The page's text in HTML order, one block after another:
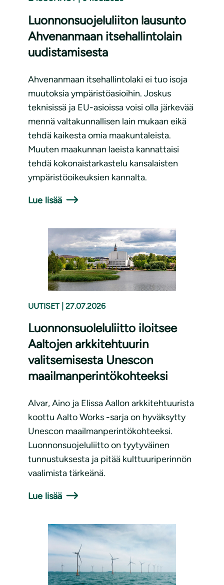
Luonnonsuojeluliiton lausunto
Ahvenanmaan itsehallintolain
uudistamisesta
Ahvenanmaan itsehallintolaki ei tuo isoja
muutoksia ympäristöasioihin. Joskus
teknisissä ja EU-asioissa voisi olla järkevää
mennä valtakunnallisen lain mukaan eikä
tehdä kaikesta omia maakuntaleista.
Muuten maakunnan laeista kannattaisi
tehdä kokonaistarkastelu kansalaisten
ympäristöoikeuksien kannalta.
Lue lisää
UUTISET 27.07.2026
Luonnonsuoleluliitto iloitsee
Aaltojen arkkitehtuurin
valitsemisesta Unescon
maailmanperintökohteeksi
Alvar, Aino ja Elissa Aallon arkkitehtuurista
koottu Aalto Works -sarja on hyväksytty
Unescon maailmanperintökohteeksi.
Luonnonsuojeluliitto on tyytyväinen
tunnustuksesta ja pitää kulttuuriperinnön
vaalimista tärkeänä.
Lue lisää